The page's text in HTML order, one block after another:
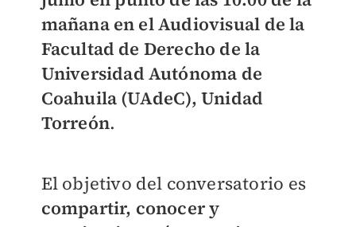
mañana en el Audiovisual de la
Facultad de Derecho de la
Universidad Autónoma de
Coahuila (UAdeC), Unidad
Torreón.
El objetivo del conversatorio es
compartir, conocer y